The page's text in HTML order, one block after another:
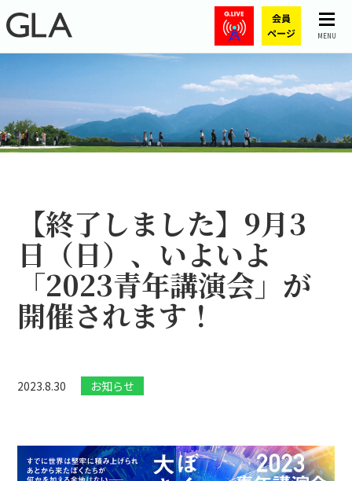
MENU
【終了しました】9月3
日（日）、いよいよ
「2023青年講演会」が
開催されます！
2023.8.30 お知らせ